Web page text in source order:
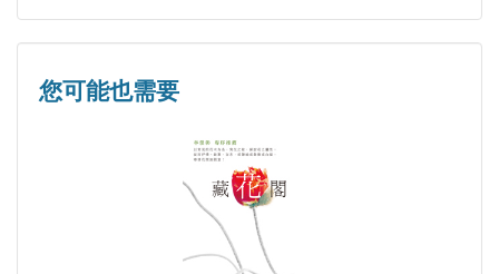
西本願寺‧有光／范淑娟
有個西本願寺的早晨在發光／於淑雯
山有小口／王皖儀
卷二｜千年的石板路～古都呼喚
走在千年石板路的古都／許安娜
您可能也需要